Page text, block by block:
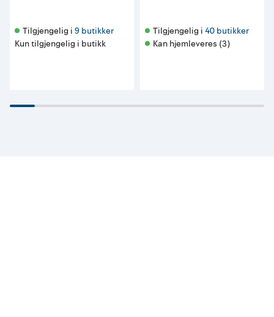
Tilgjengelig i 9 butikker
Kun tilgjengelig i butikk
Tilgjengelig i 40 butikker
Kan hjemleveres (3)